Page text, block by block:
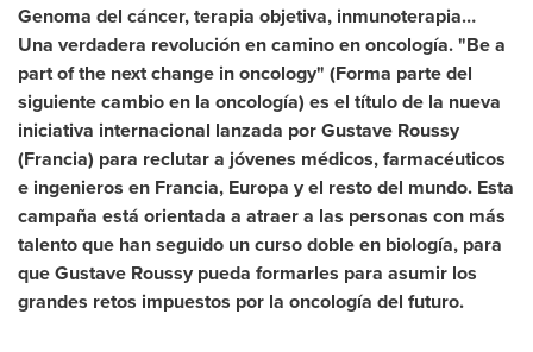
Genoma del cáncer, terapia objetiva, inmunoterapia…
Una verdadera revolución en camino en oncología."Be a
part of the next change in oncology" (Forma parte del
siguiente cambio en la oncología) es el título de la nueva
iniciativa internacional lanzada porGustave Roussy
(Francia) para reclutar a jóvenes médicos, farmacéuticos
e ingenieros en Francia, Europa y el resto del mundo. Esta
campaña está orientada a atraer a las personas con más
talento que han seguido un curso doble en biología, para
queGustave Roussy pueda formarles para asumir los
grandes retos impuestos por la oncología del futuro.